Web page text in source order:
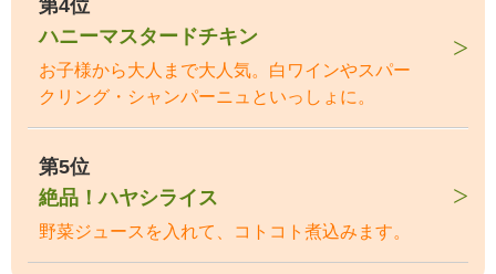
第4位
ハニーマスタードチキン
お子様から大人まで大人気。白ワインやスパー
クリング・シャンパーニュといっしょに。
第5位
絶品！ハヤシライス
野菜ジュースを入れて、コトコト煮込みます。